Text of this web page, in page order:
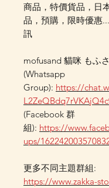
商品，特價貨品，日
品，預購，限時優惠
訊
mofusand 貓咪 もふ
(Whatsapp
Group): https://
(Facebook 群
組): https://
ups/
更多不同主題群組:
https://www.zakka-